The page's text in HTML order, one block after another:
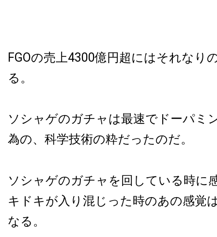
FGOの売上4300億円超にはそれなり
る。
ソシャゲのガチャは最速でドーパミ
為の、科学技術の粋だったのだ。
ソシャゲのガチャを回している時に
キドキが入り混じった時のあの感覚
なる。